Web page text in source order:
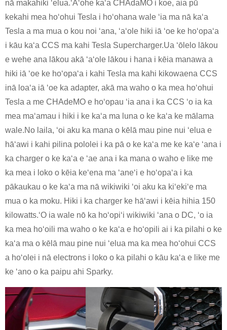
nā makahiki ʻelua.ʻAʻohe kaʻa CHAdaMO i koe, aia pū
kekahi mea hoʻohui Tesla i hoʻohana wale ʻia ma nā kaʻa
Tesla a ma mua o kou noi ʻana, ʻaʻole hiki iā ʻoe ke hoʻopaʻa
i kāu kaʻa CCS ma kahi Tesla Supercharger.Ua ʻōlelo lākou
e wehe ana lākou akā ʻaʻole lākou i hana i kēia manawa a
hiki iā ʻoe ke hoʻopaʻa i kahi Tesla ma kahi kikowaena CCS
inā loaʻa iā ʻoe ka adapter, akā ma waho o ka mea hoʻohui
Tesla a me CHAdeMO e hoʻopau ʻia ana i ka CCS ʻo ia ka
mea maʻamau i hiki i ke kaʻa ma luna o ke kaʻa ke mālama
wale.No laila, ʻoi aku ka mana o kēlā mau pine nui ʻelua e
hāʻawi i kahi pilina pololei i ka pā o ke kaʻa me ke kaʻe ʻana i
ka charger o ke kaʻa e ʻae ana i ka mana o waho e like me
ka mea i loko o kēia keʻena ma ʻaneʻi e hoʻopaʻa i ka
pākaukau o ke kaʻa ma nā wikiwiki ʻoi aku ka kiʻekiʻe ma
mua o ka moku. Hiki i ka charger ke hāʻawi i kēia hihia 150
kilowatts.ʻO ia wale nō ka hoʻopiʻi wikiwiki ʻana o DC, ʻo ia
ka mea hoʻoili ma waho o ke kaʻa e hoʻopili ai i ka pilahi o ke
kaʻa ma o kēlā mau pine nui ʻelua ma ka mea hoʻohui CCS
a hoʻolei i nā electrons i loko o ka pilahi o kāu kaʻa e like me
ke ʻano o ka paipu ahi Sparky.